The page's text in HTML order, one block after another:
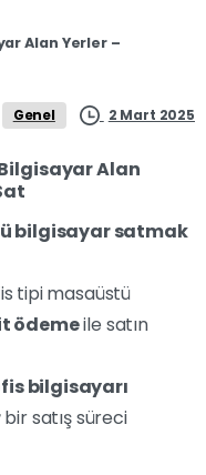
Alan Yerler –
Genel 2 Mart 2025
Alan
bilgisayar satmak
tipi masaüstü
ödemeile satın
bilgisayarı
bir satış süreci